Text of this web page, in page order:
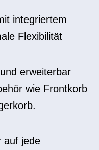
integriertem
Flexibilität
erweiterbar
wie Frontkorb
auf jede